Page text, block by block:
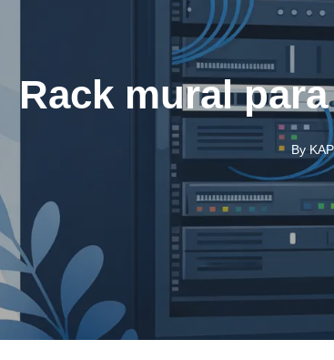
Rack mural
By